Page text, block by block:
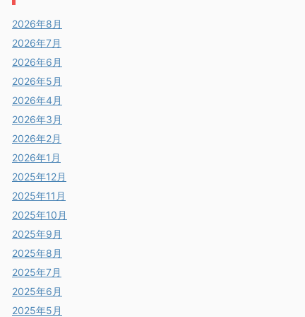
2026年8月
2026年7月
2026年6月
2026年5月
2026年4月
2026年3月
2026年2月
2026年1月
2025年12月
2025年11月
2025年10月
2025年9月
2025年8月
2025年7月
2025年6月
2025年5月